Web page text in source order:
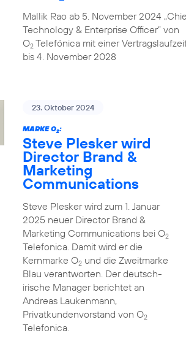
Mallik Rao ab 5. November 2024
Technology & Enterprise Officer” von
O2Telefónica mit einer
bis 4. November 2028
23. Oktober 2024
MARKE O2:
Steve Plesker wird
Director Brand &
Marketing
Communications
Steve Plesker wird zum 1. Januar
2025 neuer Director Brand &
Marketing Communications bei O2
Telefonica. Damit wird er die
Kernmarke O2und die Zweitmarke
Blau verantworten. Der deutsch-
irische Manager berichtet an
Andreas Laukenmann,
Privatkundenvorstand von O2
Telefonica.